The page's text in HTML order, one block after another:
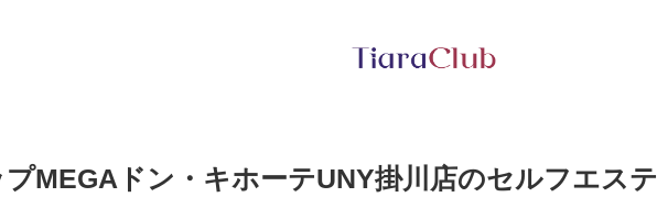
プMEGAドン・キホーテUNY掛川店のセルフエステ